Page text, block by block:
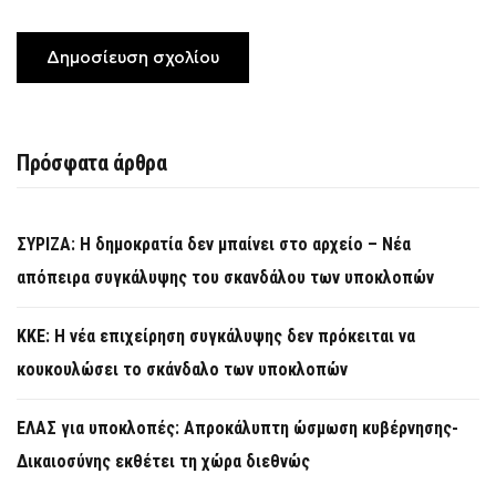
Πρόσφατα άρθρα
ΣΥΡΙΖΑ: Η δημοκρατία δεν μπαίνει στο αρχείο – Νέα
απόπειρα συγκάλυψης του σκανδάλου των υποκλοπών
KKE: Η νέα επιχείρηση συγκάλυψης δεν πρόκειται να
κουκουλώσει το σκάνδαλο των υποκλοπών
ΕΛΑΣ για υποκλοπές: Απροκάλυπτη ώσμωση κυβέρνησης-
Δικαιοσύνης εκθέτει τη χώρα διεθνώς